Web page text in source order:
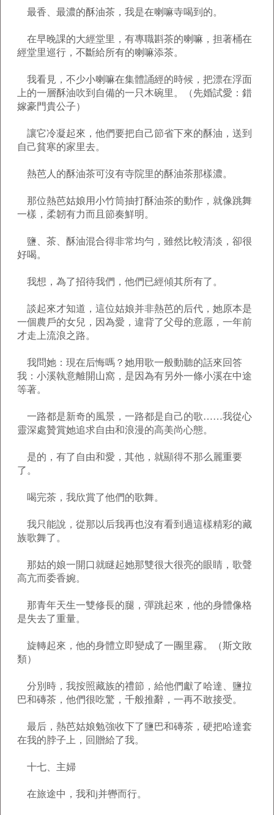
最香、最濃的酥油茶，我是在喇嘛寺喝到的。
在早晚課的大經堂里，有專職斟茶的喇嘛，担著桶在
經堂里巡行，不斷給所有的喇嘛添茶。
我看見，不少小喇嘛在集體誦經的時候，把漂在浮面
上的一層酥油吹到自備的一只木碗里。（先婚試愛：錯
嫁豪門貴公子）
讓它冷凝起來，他們要把自己節省下來的酥油，送到
自己貧寒的家里去。
熱芭人的酥油茶可沒有寺院里的酥油茶那樣濃。
那位熱芭姑娘用小竹筒抽打酥油茶的動作，就像跳舞
一樣，柔韌有力而且節奏鮮明。
鹽、茶、酥油混合得非常均勻，雖然比較清淡，卻很
好喝。
我想，為了招待我們，他們已經傾其所有了。
談起來才知道，這位姑娘并非熱芭的后代，她原本是
一個農戶的女兒，因為愛，違背了父母的意愿，一年前
才走上流浪之路。
我問她：現在后悔嗎？她用歌一般動聽的話來回答
我：小溪執意離開山窩，是因為有另外一條小溪在中途
等著。
一路都是新奇的風景，一路都是自己的歌……我從心
靈深處贊賞她追求自由和浪漫的高美尚心態。
是的，有了自由和愛，其他，就顯得不那么麗重要
了。
喝完茶，我欣賞了他們的歌舞。
我只能說，從那以后我再也沒有看到過這樣精彩的藏
族歌舞了。
那姑的娘一開口就瞇起她那雙很大很亮的眼睛，歌聲
高亢而委香婉。
那青年天生一雙修長的腿，彈跳起來，他的身體像格
是失去了重量。
旋轉起來，他的身體立即變成了一團里霧。（斯文敗
類）
分別時，我按照藏族的禮節，給他們獻了哈達、鹽拉
巴和磚茶，他們很吃驚，千般推辭，一再不敢接受。
最后，熱芭姑娘勉強收下了鹽巴和磚茶，硬把哈達套
在我的脖子上，回贈給了我。
十七、主婦
在旅途中，我和j并轡而行。